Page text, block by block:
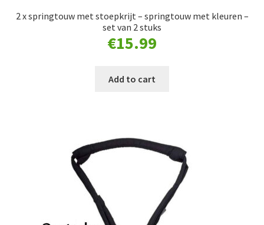
2 x springtouw met stoepkrijt – springtouw met kleuren –
set van 2 stuks
€15.99
Add to cart